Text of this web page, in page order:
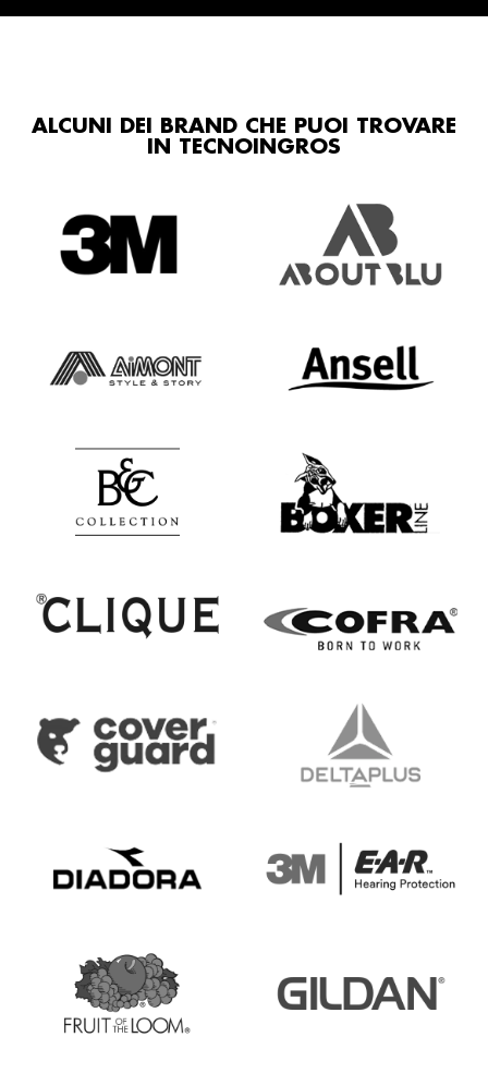
ALCUNI DEI BRAND CHE PUOI TROVARE
IN TECNOINGROS